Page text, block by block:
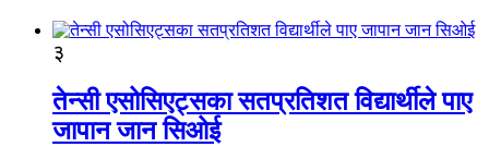
३
तेन्सी एसोसिएट्सका सतप्रतिशत विद्यार्थीले पाए
जापान जान सिओई